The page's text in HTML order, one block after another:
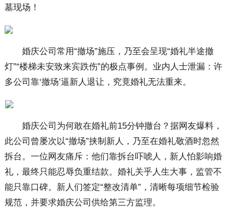
墓现场！
婚庆公司常用“撤场”施压，乃至会呈现“婚礼半途撤
灯”“楼梯未安致来宾跌伤”的极点事例。业内人士泄漏：许
多公司靠‘撤场’逼新人退让，究竟婚礼无法重来。
婚庆公司为何敢在婚礼前15分钟撤台？据网友爆料，
此公司曾屡次以“撤场”挟制新人，乃至在婚礼敬酒时忽然
拆台。一位网友痛斥：他们靠拆台吓唬人，新人怕影响婚
礼，最终只能忍辱负重结款。婚礼关乎人生大事，监管不
能只靠口碑。新人们签定“整改清单”，清晰每项细节检验
规范，并要求婚庆公司供给第三方监理。